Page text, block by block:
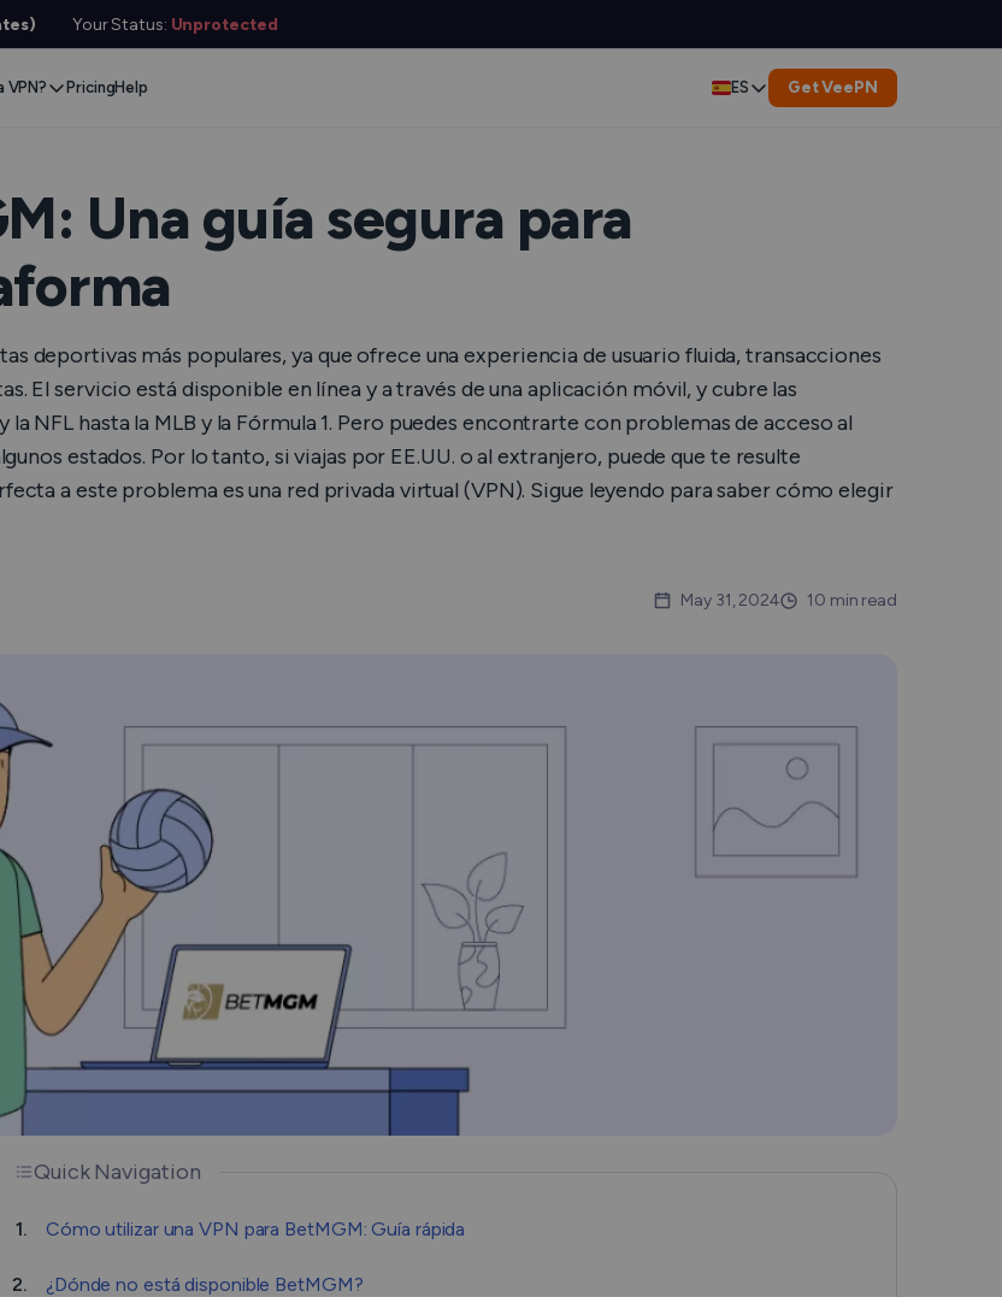
Your Status: Unprotected
Firefox
Edge
VPN?
Gaming
Media
Netflix
ChatGPT
Anonymous IP
Conceal Identity
Save Money
Correo Electrónico Anónimo
VPN Encryption
Hide Your IP
Verificador de Enlaces
Comprobador de Archivos
PricingHelp ES
Italiano
한국어
简体中文
Get VeePN
Una guía segura para
deportivas más populares, ya que ofrece una experiencia de usuario fluida, transacciones
El servicio está disponible en línea y a través de una aplicación móvil, y cubre las
NFL hasta la MLB y la Fórmula 1. Pero puedes encontrarte con problemas de acceso al
estados. Por lo tanto, si viajas por EE.UU. o al extranjero, puede que te resulte
a este problema es una red privada virtual (VPN). Sigue leyendo para saber cómo elegir
May 31, 2024 10 min read
Quick Navigation
1. Cómo utilizar una VPN para BetMGM: Guía rápida
2. ¿Dónde no está disponible BetMGM?